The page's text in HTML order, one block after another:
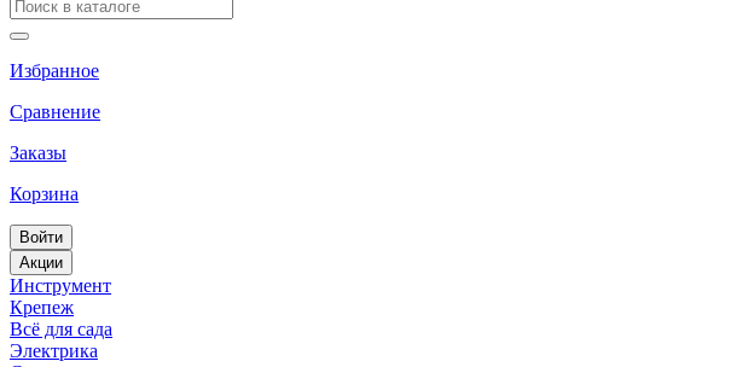
Избранное
Сравнение
Заказы
Корзина
Войти
Акции
Инструмент
Крепеж
Всё для сада
Электрика